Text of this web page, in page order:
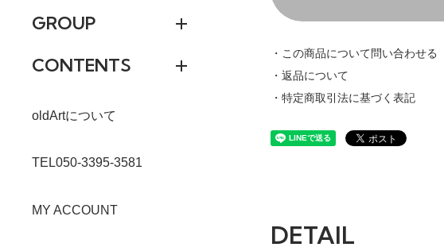
GROUP
CONTENTS
oldArtについて
TEL050-3395-3581
MY ACCOUNT
・この商品について問い合わせる
・返品について
・特定商取引法に基づく表記
DETAIL